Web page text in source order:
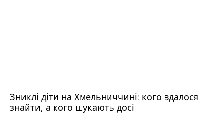
Зниклі діти на Хмельниччині: кого вдалося
знайти, а кого шукають досі